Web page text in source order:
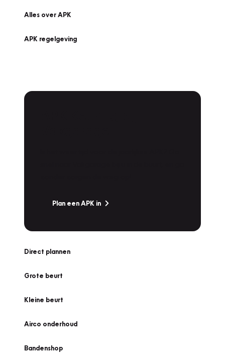
Alles over APK
APK regelgeving
Plan een APK in
Direct plannen
Grote beurt
Kleine beurt
Airco onderhoud
Bandenshop